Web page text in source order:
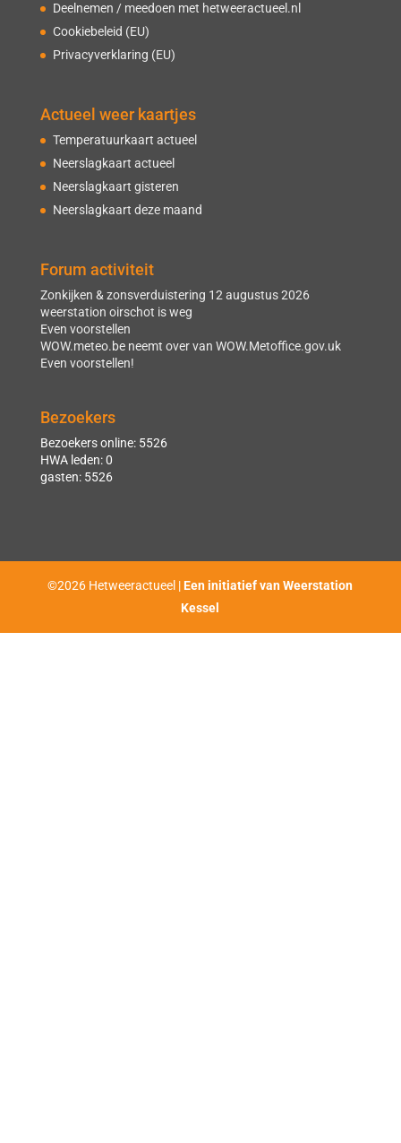
Deelnemen / meedoen met hetweeractueel.nl
Cookiebeleid (EU)
Privacyverklaring (EU)
Actueel weer kaartjes
Temperatuurkaart actueel
Neerslagkaart actueel
Neerslagkaart gisteren
Neerslagkaart deze maand
Forum activiteit
Zonkijken & zonsverduistering 12 augustus 2026
weerstation oirschot is weg
Even voorstellen
WOW.meteo.be neemt over van WOW.Metoffice.gov.uk
Even voorstellen!
Bezoekers
Bezoekers online: 5526
HWA leden: 0
gasten: 5526
©2026 Hetweeractueel |Een initiatief van Weerstation
Kessel